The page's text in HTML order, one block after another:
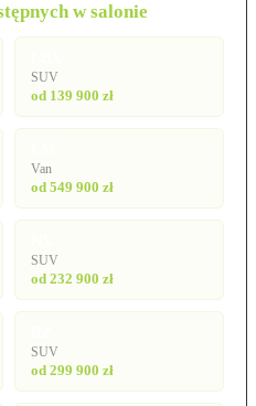
w salonie
SUV
od 139 900 zł
Van
od 549 900 zł
SUV
od 232 900 zł
SUV
od 299 900 zł